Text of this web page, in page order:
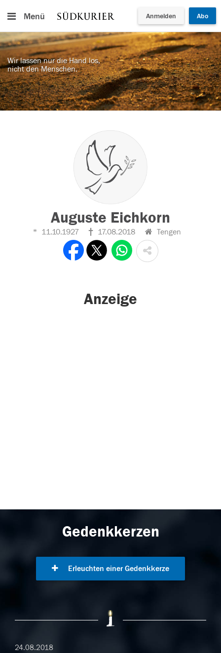
Menü Anmelden Abo
Wir lassen nur die Hand los,
nicht den Menschen.
Auguste Eichkorn
11.10.1927 17.08.2018 Tengen
Anzeige
Gedenkkerzen
Erleuchten einer Gedenkkerze
24.08.2018